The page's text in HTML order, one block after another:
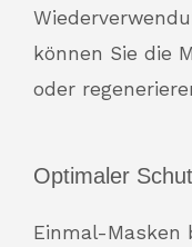
können Sie die
oder
Optimaler
Einmal-Masken